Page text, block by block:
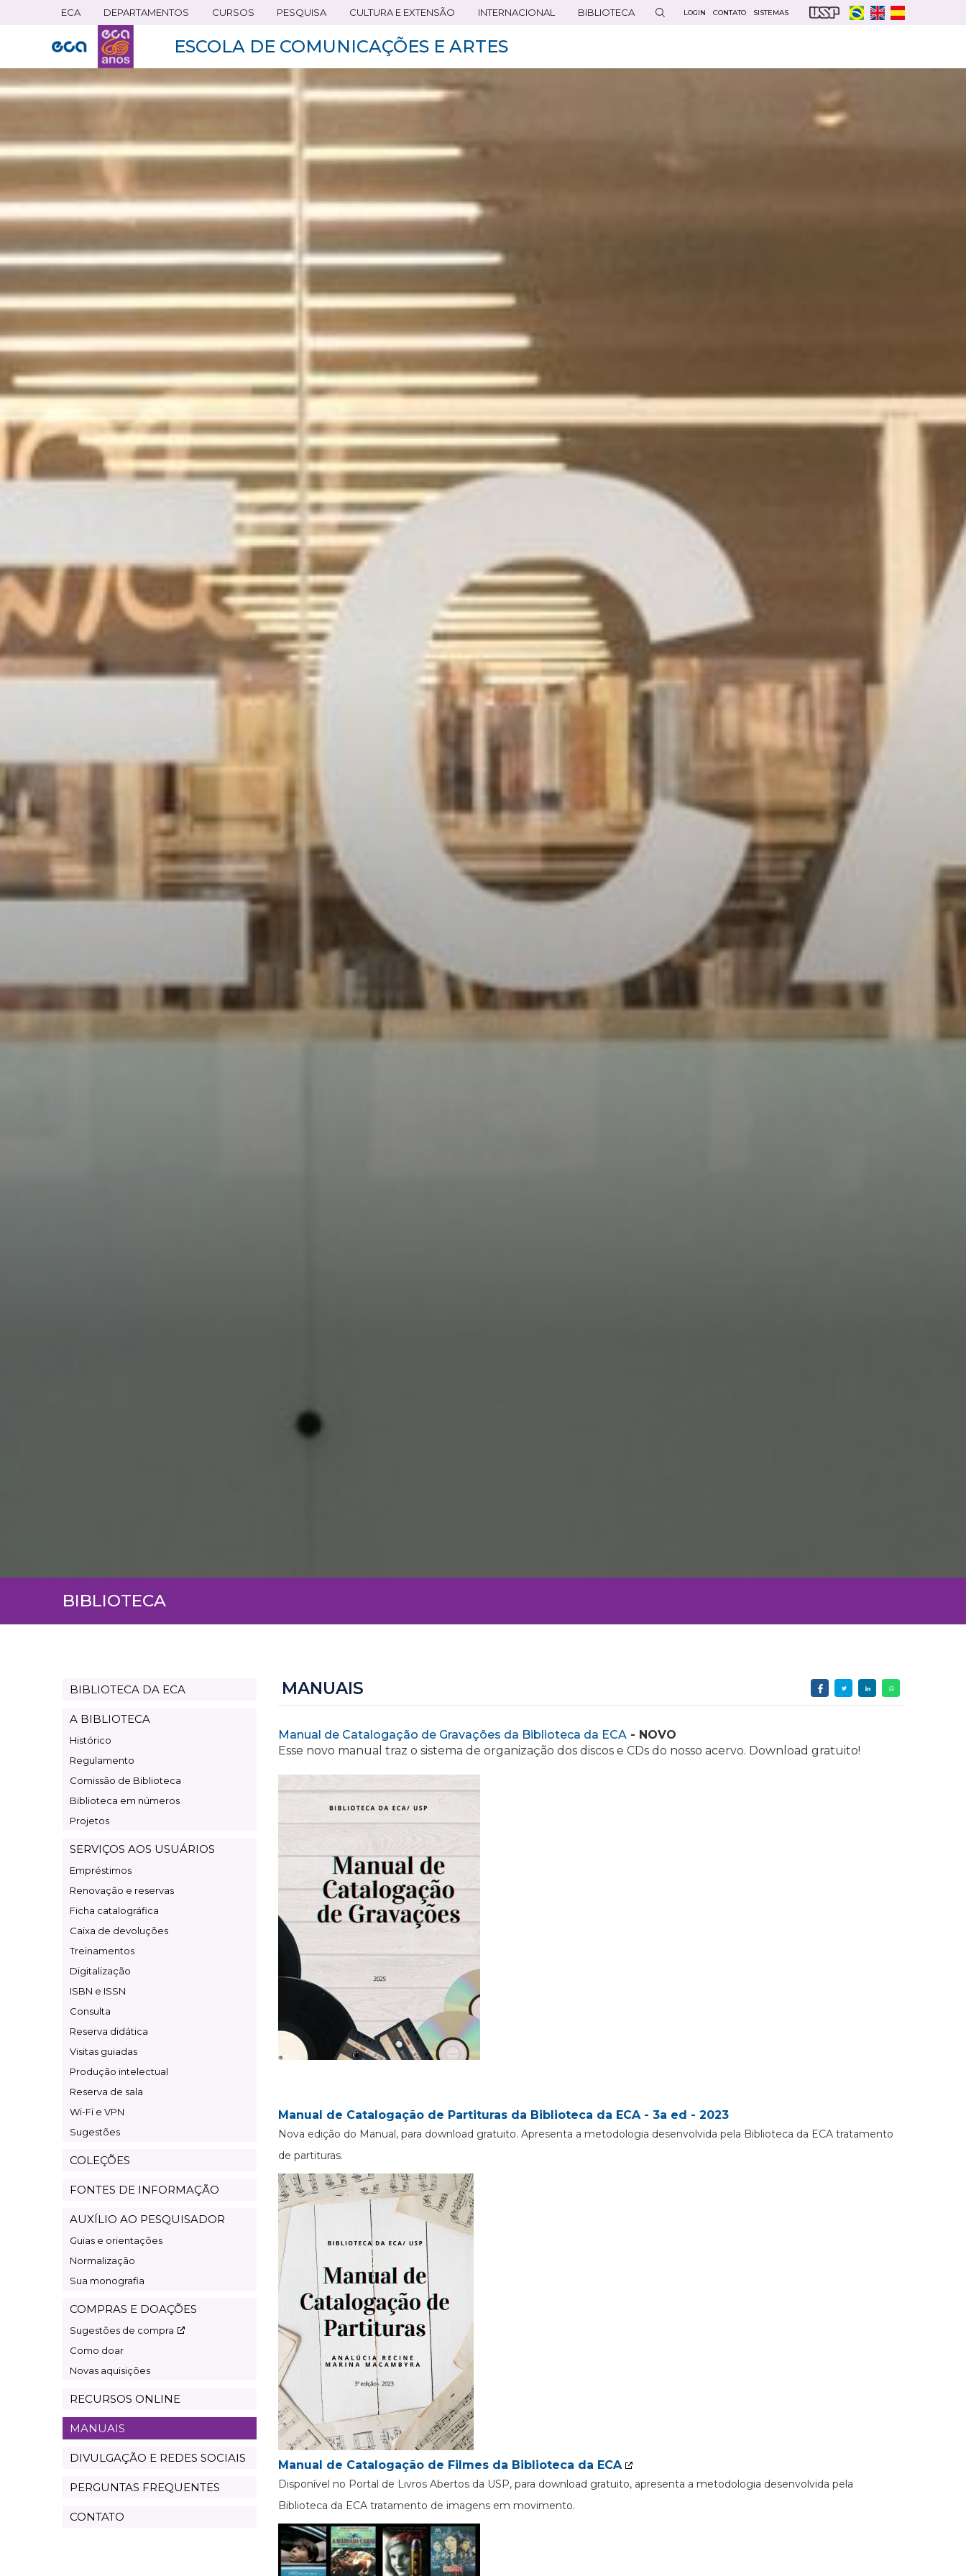
conteúdo
principal
ECA DEPARTAMENTOS CURSOS PESQUISA CULTURA E EXTENSÃO INTERNACIONAL BIBLIOTECA LOGIN CONTATO SISTEMAS
ESCOLA DE COMUNICAÇÕES E ARTES
BIBLIOTECA
Biblioteca
BIBLIOTECA DA ECA
A BIBLIOTECA
Histórico
Regulamento
Comissão de Biblioteca
Biblioteca em números
Projetos
SERVIÇOS AOS USUÁRIOS
Empréstimos
Renovação e reservas
Ficha catalográfica
Caixa de devoluções
Treinamentos
Digitalização
ISBN e ISSN
Consulta
Reserva didática
Visitas guiadas
Produção intelectual
Reserva de sala
Wi-Fi e VPN
Sugestões
COLEÇÕES
FONTES DE INFORMAÇÃO
AUXÍLIO AO PESQUISADOR
Guias e orientações
Normalização
Sua monografia
COMPRAS E DOAÇÕES
Sugestões de compra
Como doar
Novas aquisições
RECURSOS ONLINE
MANUAIS
DIVULGAÇÃO E REDES SOCIAIS
PERGUNTAS FREQUENTES
CONTATO
MANUAIS
Manual de Catalogação de Gravações da Biblioteca da ECA - NOVO
Esse novo manual traz o sistema de organização dos discos e CDs do nosso acervo. Download gratuito!
Manual de Catalogação de Partituras da Biblioteca da ECA - 3a ed - 2023
Nova edição do Manual, para download gratuito. Apresenta a metodologia desenvolvida pela Biblioteca da ECA tratamento
de partituras.
Manual de Catalogação de Filmes da Biblioteca da ECA
Disponível no Portal de Livros Abertos da USP, para download gratuito, apresenta a metodologia desenvolvida pela
Biblioteca da ECA tratamento de imagens em movimento.